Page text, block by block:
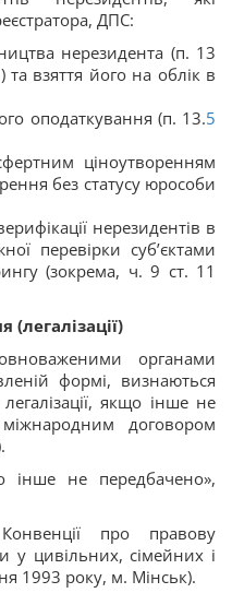
ДПС:
нерезидента (п. 13
взяття його на облік в
оподаткування (п. 13.5
ціноутворенням
без статусу юрособи
нерезидентів в
перевірки суб’єктами
(зокрема, ч. 9 ст. 11
(легалізації)
органами
формі, визнаються
якщо інше не
договором
інше не передбачено»,
про правову
у цивільних, сімейних і
1993 року, м. Мінськ).